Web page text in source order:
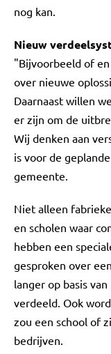
nog kan.
Nieuw
"Bijvoorbeeld of
over nieuwe
Daarnaast willen
er zijn om de
Wij denken aan
is voor de
gemeente.
Niet alleen
en scholen waar
hebben een
gesproken over
langer op basis
verdeeld. Ook
zou een school of
bedrijven.